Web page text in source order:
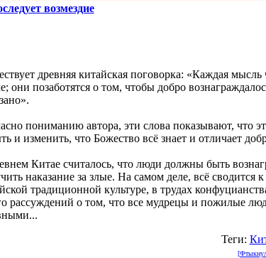
возмездие
древняя китайская поговорка: «Каждая мысль
они позаботятся о том, чтобы добро
пониманию автора, эти слова показывают, что
и изменить, что Божество всё знает и отличает
Китае считалось, что люди должны быть
наказание за злые. На самом деле, всё сводится
традиционной культуре, в трудах
рассуждений о том, что все мудрецы и пожилые
Теги: